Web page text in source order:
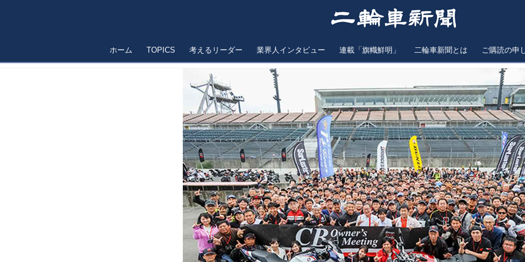
ホーム TOPICS 考えるリーダー 業界人インタビュー 連載「旗幟鮮明」 二輪車新聞とは ご購読の申